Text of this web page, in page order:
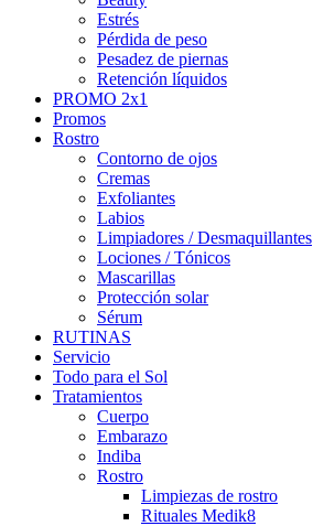
Estrés
Pérdida de peso
Pesadez de piernas
Retención líquidos
PROMO 2x1
Promos
Rostro
Contorno de ojos
Cremas
Exfoliantes
Labios
Limpiadores / Desmaquillantes
Lociones / Tónicos
Mascarillas
Protección solar
Sérum
RUTINAS
Servicio
Todo para el Sol
Tratamientos
Cuerpo
Embarazo
Indiba
Rostro
Limpiezas de rostro
Rituales Medik8